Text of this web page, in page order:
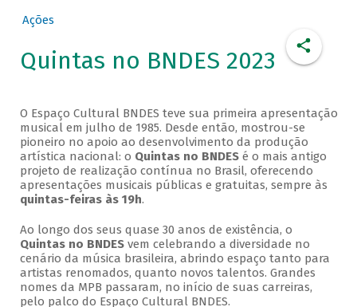
Ações
Quintas no BNDES 2023
O Espaço Cultural BNDES teve sua primeira apresentação
musical em julho de 1985. Desde então, mostrou-se
pioneiro no apoio ao desenvolvimento da produção
artística nacional: o Quintas no BNDESé o mais antigo
projeto de realização contínua no Brasil, oferecendo
apresentações musicais públicas e gratuitas, sempre às
quintas-feiras às 19h.
Ao longo dos seus quase 30 anos de existência, o
Quintas no BNDESvem celebrando a diversidade no
cenário da música brasileira, abrindo espaço tanto para
artistas renomados, quanto novos talentos. Grandes
nomes da MPB passaram, no início de suas carreiras,
pelo palco do Espaço Cultural BNDES.